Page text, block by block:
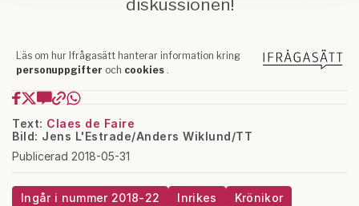
här.
Text: Claes de Faire
Bild: Jens L'Estrade/Anders Wiklund/TT
Publicerad 2018-05-31
Ingår i nummer 2018-22 Inrikes
Krönikor